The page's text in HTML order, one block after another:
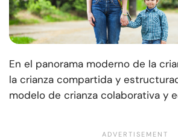
En el panorama moderno de la
la crianza compartida y
modelo de crianza colaborativa y